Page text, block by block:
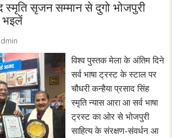
स्मृति सृजन सम्मान से दुगो भोजपुरी
भइलें
विश्व पुस्तक मेला के अंतिम दिने
सर्व भाषा ट्रस्ट के स्टाल पर
चौधरी कन्हैया प्रसाद सिंह
स्मृति न्यास आरा आ सर्व भाषा
ट्रस्ट का ओर से भोजपुरी
साहित्य के संरक्षण-संवर्धन आ